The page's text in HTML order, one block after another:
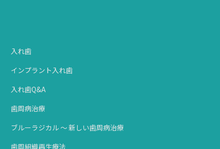
入れ歯
インプラント入れ歯
入れ歯Q&A
歯周病治療
ブルーラジカル ～ 新しい歯周病治療
歯周組織再生療法